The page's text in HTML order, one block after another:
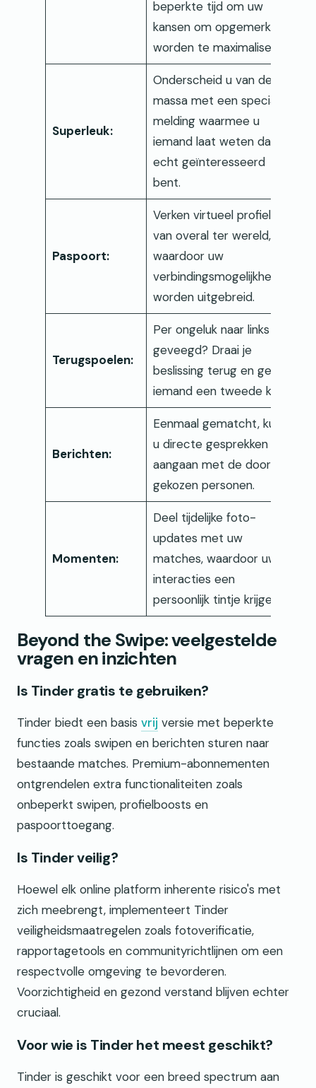
beperkte tijd om uw
kansen om opgemerkt te
worden te maximaliseren.
Superleuk:
Onderscheid u van de
massa met een speciale
melding waarmee u
iemand laat weten dat u
echt geïnteresseerd
bent.
Paspoort:
Verken virtueel profielen
van overal ter wereld,
waardoor uw
verbindingsmogelijkheden
worden uitgebreid.
Terugspoelen:
Per ongeluk naar links
geveegd? Draai je
beslissing terug en geef
iemand een tweede kans.
Berichten:
Eenmaal gematcht, kunt
u directe gesprekken
aangaan met de door u
gekozen personen.
Momenten:
Deel tijdelijke foto-
updates met uw
matches, waardoor uw
interacties een
persoonlijk tintje krijgen.
Beyond the Swipe: veelgestelde
vragen en inzichten
Is Tinder gratis te gebruiken?
Tinder biedt een basis vrij versie met beperkte
functies zoals swipen en berichten sturen naar
bestaande matches. Premium-abonnementen
ontgrendelen extra functionaliteiten zoals
onbeperkt swipen, profielboosts en
paspoorttoegang.
Is Tinder veilig?
Hoewel elk online platform inherente risico's met
zich meebrengt, implementeert Tinder
veiligheidsmaatregelen zoals fotoverificatie,
rapportagetools en communityrichtlijnen om een
respectvolle omgeving te bevorderen.
Voorzichtigheid en gezond verstand blijven echter
cruciaal.
Voor wie is Tinder het meest geschikt?
Tinder is geschikt voor een breed spectrum aan